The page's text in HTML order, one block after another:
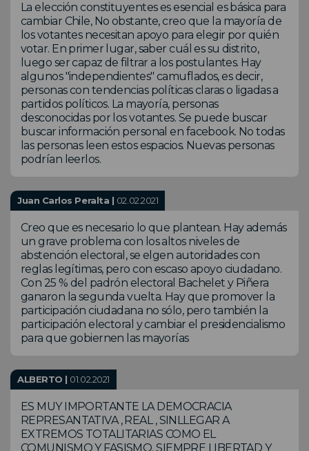
La elección constituyentes es esencial es básica para
cambiar Chile, No obstante, creo que la mayoría de
los votantes necesitan apoyo para elegir por quién
votar. En primer lugar, saber cuál es su distrito,
luego ser capaz de filtrar a los postulantes. Hay
algunos "independientes" camuflados, es decir,
personas con tendencias políticas claras o ligadas a
partidos políticos. La mayoría, personas
desconocidas por los votantes. Se puede buscar
buscar información personal en facebook. No todas
las personas leen estos espacios. Nuevas personas
podrían leerlos.
Juan Carlos Peralta | 02.02.2021
Creo que es necesario lo que plantean. Hay además
un grave problema con los altos niveles de
abstención electoral, se elgen autoridades con
reglas legítimas, pero con escaso apoyo ciudadano.
Con 25 % del padrón electoral Bachelet y Piñera
ganaron la segunda vuelta. Hay que promover la
participación ciudadana no sólo, pero también la
participación electoral y cambiar el presidencialismo
para que gobiernen las mayorías
ALBERTO | 01.02.2021
ES MUY IMPORTANTE LA DEMOCRACIA
REPRESANTATIVA , REAL , SINLLEGAR A
EXTREMOS TOTALITARIAS COMO EL
COMUNISMO Y FASISMO. SIEMPRE LIBERTAD Y